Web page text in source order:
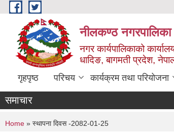
Skip to main content
नीलकण्ठ नगरपालिका
नगर कार्यपालिकाको
धादिङ, बागमती प्रदेश,
गृहपृष्ठ परिचय कार्यक्रम तथा परियोजना
समाचार
You are here
Home » स्थापना दिवस -2082-01-25